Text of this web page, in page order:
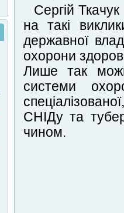
Сергій
на такі
державної
охорони
Лише так
системи
СНІДу та
чином.